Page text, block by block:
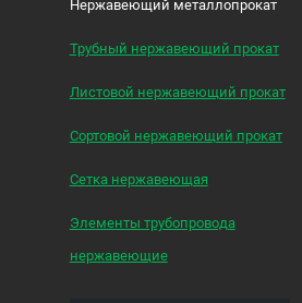
Нержавеющий металлопрокат
Трубный нержавеющий прокат
Листовой нержавеющий прокат
Сортовой нержавеющий прокат
Сетка нержавеющая
Элементы трубопровода
нержавеющие